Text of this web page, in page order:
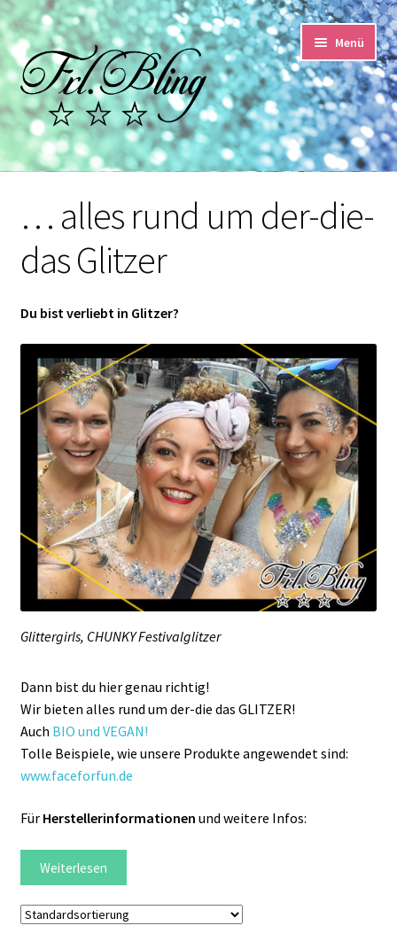
Zur
Navigation
springen
Springe
zum
Inhalt
Menü
Start
AGB und Kundeninformationen
Datenschutzerklärung
Echtheit von Bewertungen
Impressum
Kasse
Mein Konto
Produktinfos
Versandbedingungen
Vertrag widerrufen
Warenkorb
Widerrufsbelehrung / Muster-Widerrufsformular
Zahlungsbedingungen
… alles rund um der-die-
das Glitzer
Du bist verliebt in Glitzer?
Glittergirls, CHUNKY Festivalglitzer
Dann bist du hier genau richtig!
Wir bieten alles rund um der-die das GLITZER!
Auch BIO und VEGAN!
Tolle Beispiele, wie unsere Produkte angewendet sind:
www.faceforfun.de
Für Herstellerinformationen und weitere Infos:
Weiterlesen